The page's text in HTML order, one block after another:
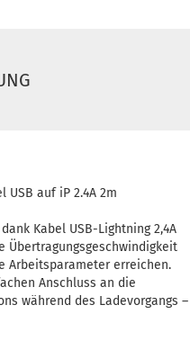
auf iP 2.4A 2m
Kabel USB-Lightning 2,4A
Übertragungsgeschwindigkeit
Arbeitsparameter erreichen.
Anschluss an die
während des Ladevorgangs –